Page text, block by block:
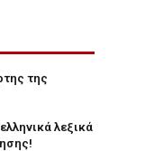
της
λεξικά